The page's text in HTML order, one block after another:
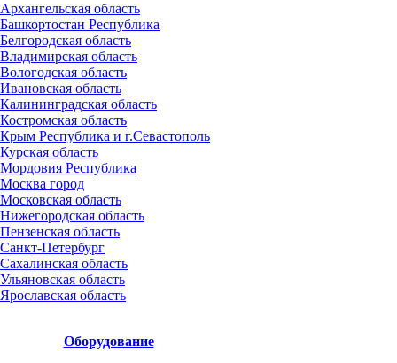
Архангельская область
Башкортостан Республика
Белгородская область
Владимирская область
Вологодская область
Ивановская область
Калининградская область
Костромская область
Крым Республика и г.Севастополь
Курская область
Мордовия Республика
Москва город
Московская область
Нижегородская область
Пензенская область
Санкт-Петербург
Сахалинская область
Ульяновская область
Ярославская область
Оборудование